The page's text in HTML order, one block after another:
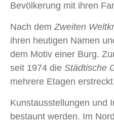
Bevölkerung mit ihren
Nach demZweiten
ihren heutigen Namen
dem Motiv einer Burg.
seit 1974 die Städtische
mehrere Etagen
Kunstausstellungen und
bestaunt werden. Im